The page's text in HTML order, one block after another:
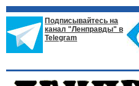
Подписывайтесь на
канал "Ленправды" в
Telegram